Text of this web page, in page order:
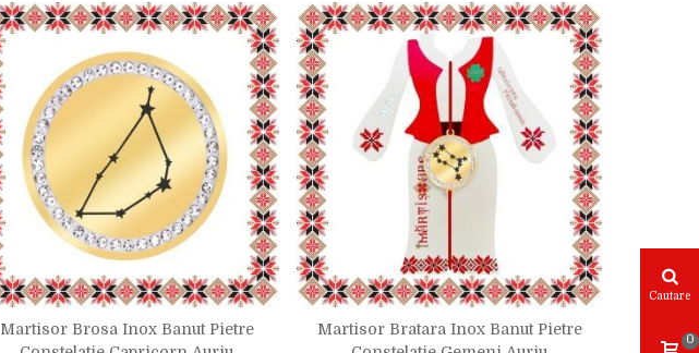
Martisor Brosa Inox Banut Pietre
Martisor Bratara Inox Banut Pietre
Cautare
0